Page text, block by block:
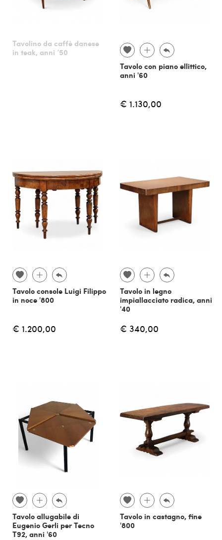
Tavolino da caffè danese
in teak, anni ’50
Tavolo con piano ellittico,
anni '60
€ 1.130,00
Tavolo console Luigi Filippo
in noce '800
€ 1.200,00
Tavolo in legno
impiallacciato radica, anni
'40
€ 340,00
Tavolo allugabile di
Eugenio Gerli per Tecno
T92, anni '60
Tavolo in castagno, fine
'800